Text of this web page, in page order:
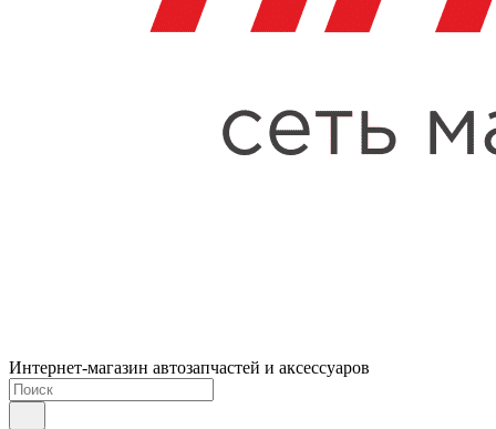
Интернет-магазин автозапчастей и аксессуаров